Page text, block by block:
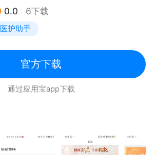
0.0 6下载
医护助手
官方下载
通过应用宝app下载